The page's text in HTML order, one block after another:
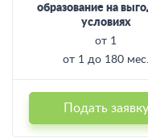
образование на
условиях
от 1
от 1 до 180 мес.
Подать заявку